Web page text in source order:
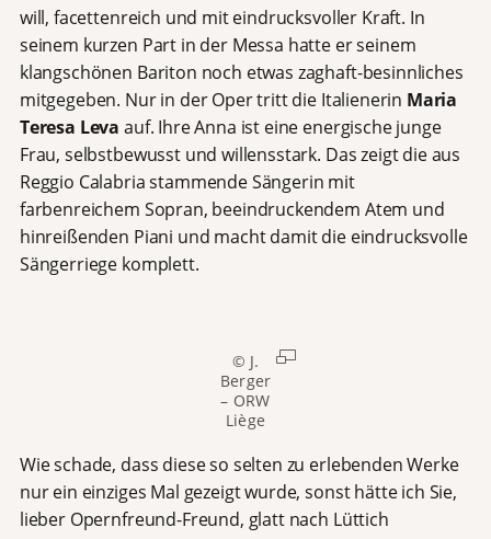
will, facettenreich und mit eindrucksvoller Kraft. In
seinem kurzen Part in der Messa hatte er seinem
klangschönen Bariton noch etwas zaghaft-besinnliches
mitgegeben. Nur in der Oper tritt die Italienerin Maria
Teresa Leva auf. Ihre Anna ist eine energische junge
Frau, selbstbewusst und willensstark. Das zeigt die aus
Reggio Calabria stammende Sängerin mit
farbenreichem Sopran, beeindruckendem Atem und
hinreißenden Piani und macht damit die eindrucksvolle
Sängerriege komplett.
© J.
Berger
– ORW
Liège
Wie schade, dass diese so selten zu erlebenden Werke
nur ein einziges Mal gezeigt wurde, sonst hätte ich Sie,
lieber Opernfreund-Freund, glatt nach Lüttich